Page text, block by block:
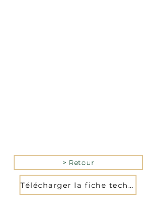
> Retour
Télécharger la fiche technique